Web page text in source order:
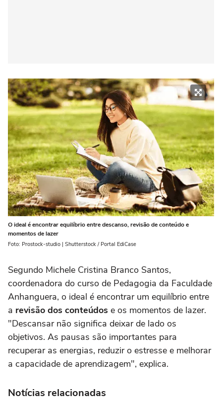
O ideal é encontrar equilíbrio entre descanso, revisão de conteúdo e
momentos de lazer
Foto: Prostock-studio | Shutterstock / Portal EdiCase
Segundo Michele Cristina Branco Santos,
coordenadora do curso de Pedagogia da Faculdade
Anhanguera, o ideal é encontrar um equilíbrio entre
a revisão dos conteúdos e os momentos de lazer.
"Descansar não significa deixar de lado os
objetivos. As pausas são importantes para
recuperar as energias, reduzir o estresse e melhorar
a capacidade de aprendizagem", explica.
Notícias relacionadas